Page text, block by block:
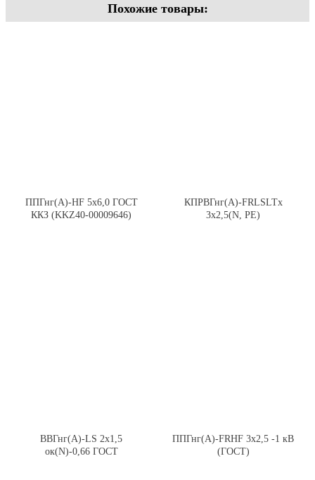
Похожие товары:
ППГнг(А)-HF 5х6,0 ГОСТ
ККЗ (KKZ40-00009646)
КПРВГнг(А)-FRLSLTx
3х2,5(N, PE)
ВВГнг(А)-LS 2х1,5
ок(N)-0,66 ГОСТ
ППГнг(А)-FRHF 3х2,5 -1 кВ
(ГОСТ)